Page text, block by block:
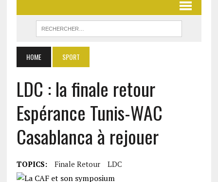
HOME SPORT
LDC : la finale retour
Espérance Tunis-WAC
Casablanca à rejouer
TOPICS: Finale Retour LDC